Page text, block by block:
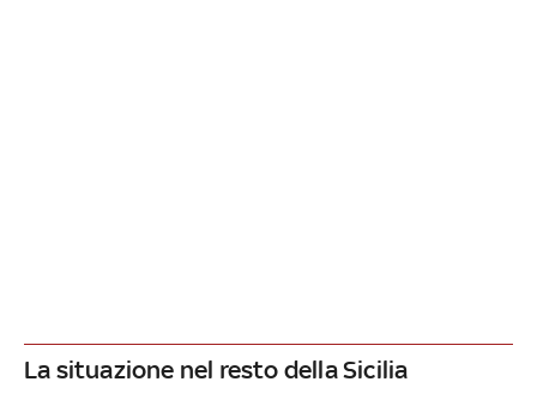
La situazione nel resto della Sicilia